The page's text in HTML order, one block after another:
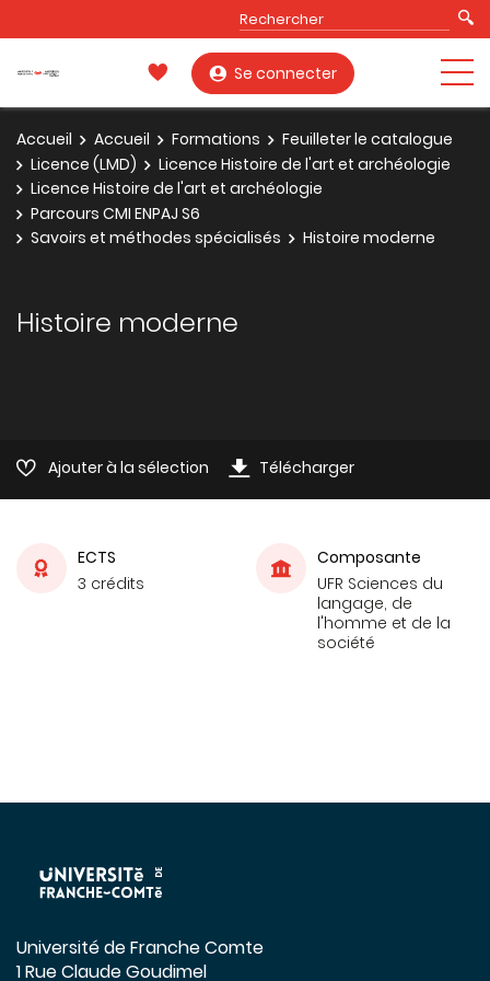
Se connecter
Accueil Accueil Formations
Feuilleter le catalogue
Licence (LMD)
Licence Histoire de l'art et archéologie
Licence Histoire de l'art et archéologie
Parcours CMI ENPAJ S6
Savoirs et méthodes spécialisés
Histoire moderne
Histoire moderne
Ajouter à la sélection Télécharger
ECTS
3 crédits
Composante
UFR Sciences du
langage, de
l'homme et de la
société
Université de Franche Comte
1 Rue Claude Goudimel